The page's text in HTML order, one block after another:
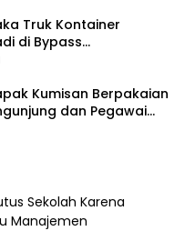
Truk Kontainer
di Bypass
Kumisan Berpakaian
dan Pegawai
Layar Sentuh Atm
Sekolah Karena
Manajemen